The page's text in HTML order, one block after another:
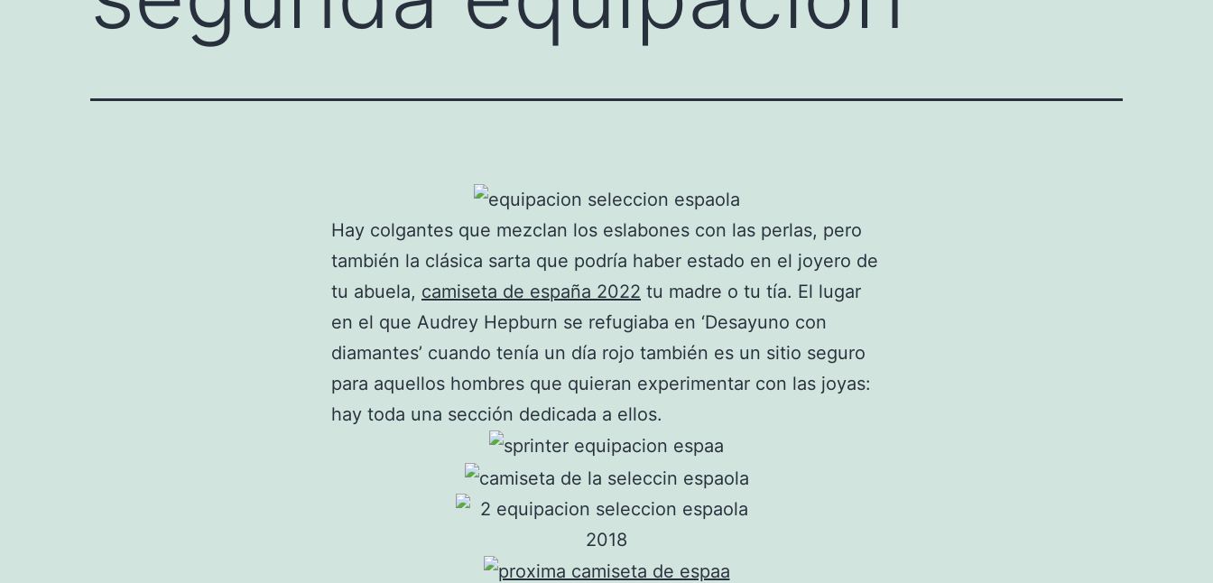
Hay colgantes que mezclan los eslabones con las perlas, pero
también la clásica sarta que podría haber estado en el joyero de
tu abuela, camiseta de españa 2022 tu madre o tu tía. El lugar
en el que Audrey Hepburn se refugiaba en ‘Desayuno con
diamantes’ cuando tenía un día rojo también es un sitio seguro
para aquellos hombres que quieran experimentar con las joyas:
hay toda una sección dedicada a ellos.